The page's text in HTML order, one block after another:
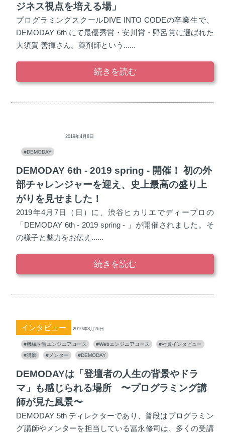
ジネス視点を培える場」
プログラミングスクールDIVE INTO CODEの卒業生で、
DEMODAY 6th にて最優秀賞・安川賞・野呂賞に選ばれた
大須賀 善揮さん。薬剤師という......
続きを読む
2019年4月8日
#DEMODAY
DEMODAY 6th - 2019 spring - 開催！ 初の外
部チャレンジャーを迎え、史上最高の盛り上
がりを見せました！
2019年4月7日（日）に、渋谷ヒカリエでディープロの
「DEMODAY 6th - 2019 spring - 」が開催されました。そ
の様子と魅力をお伝え......
続きを読む
インタビュー 2019年3月26日
#機械学習エンジニアコース #Webエンジニアコース
#社員インタビュー
#講師
#メンター #DEMODAY
DEMODAYは「登壇者の人生の背景やドラ
マ」も感じられる場所 〜プログラミング講
師が見た風景〜
DEMODAY 5th ディレクターであり、普段はプログラミン
グ講師やメンターを担当している冨永修司は、多くの受講